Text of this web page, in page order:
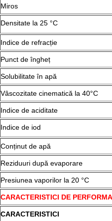
Miros
Densitate la 25 °C
Indice de refracție
Punct de îngheț
Solubilitate în apă
Vâscozitate cinematică la 40°C
Indice de aciditate
Indice de iod
Conținut de apă
Reziduuri după evaporare
Presiunea vaporilor la 20 °C
CARACTERISTICI DE
CARACTERISTICI